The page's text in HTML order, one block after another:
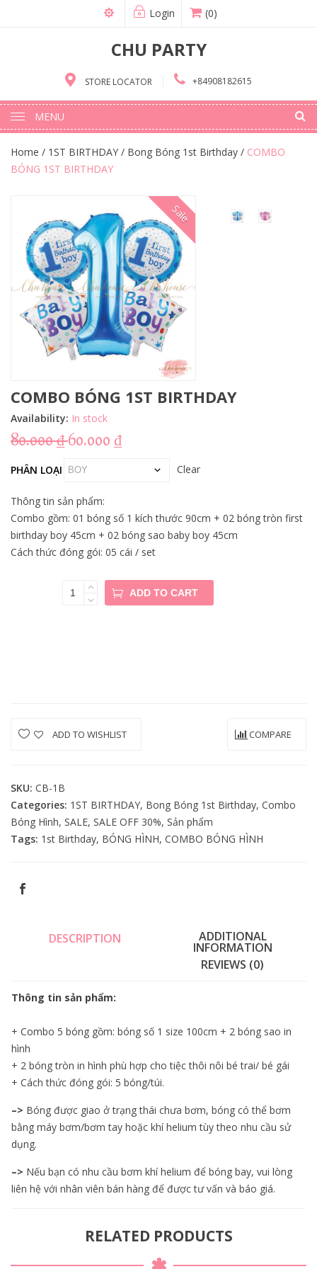
Login (0)
CHU PARTY
STORE LOCATOR +84908182615
MENU
Home / 1ST BIRTHDAY / Bong Bóng 1st Birthday / COMBO
BÓNG 1ST BIRTHDAY
Sale
COMBO BÓNG 1ST BIRTHDAY
Availability: In stock
80.000₫ 60.000 ₫
PHÂN LOẠI Clear
Thông tin sản phẩm:
Combo gồm: 01 bóng số 1 kích thước 90cm + 02 bóng tròn first
birthday boy 45cm + 02 bóng sao baby boy 45cm
Cách thức đóng gói: 05 cái / set
ADD TO CART
ADD TO WISHLIST COMPARE
SKU: CB-1B
Categories: 1ST BIRTHDAY, Bong Bóng 1st Birthday, Combo
Bóng Hình, SALE, SALE OFF 30%, Sản phẩm
Tags: 1st Birthday, BÓNG HÌNH, COMBO BÓNG HÌNH
DESCRIPTION ADDITIONAL
INFORMATION
REVIEWS (0)
Thông tin sản phẩm:
+ Combo 5 bóng gồm: bóng số 1 size 100cm + 2 bóng sao in
hình
+ 2 bóng tròn in hình phù hợp cho tiệc thôi nôi bé trai/ bé gái
+ Cách thức đóng gói: 5 bóng/túi.
–> Bóng được giao ở trạng thái chưa bơm, bóng có thể bơm
bằng máy bơm/bơm tay hoặc khí helium tùy theo nhu cầu sử
dụng.
–> Nếu bạn có nhu cầu bơm khí helium để bóng bay, vui lòng
liên hệ với nhân viên bán hàng để được tư vấn và báo giá.
RELATED PRODUCTS